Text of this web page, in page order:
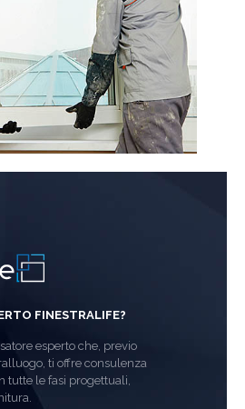
FINESTRALIFE?
esperto che, previo
ti offre consulenza
tutte le fasi progettuali,